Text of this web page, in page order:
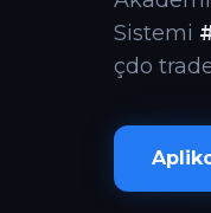
Sistemi
çdo